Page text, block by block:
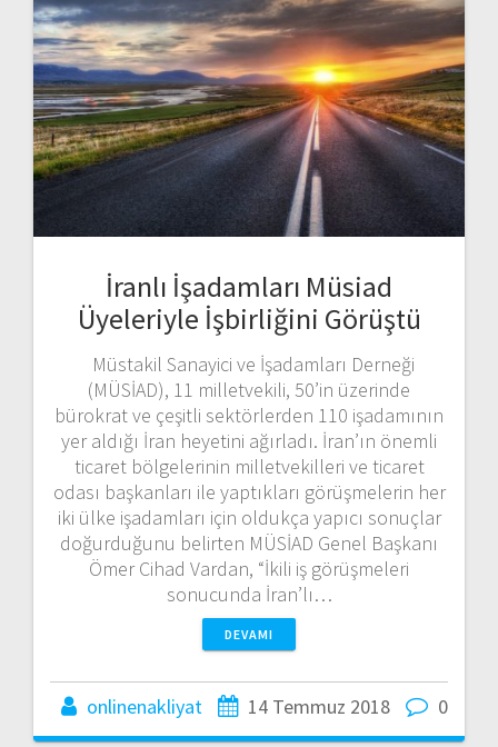
İranlı İşadamları Müsiad
Üyeleriyle İşbirliğini Görüştü
Müstakil Sanayici ve İşadamları Derneği
(MÜSİAD), 11 milletvekili, 50’in üzerinde
bürokrat ve çeşitli sektörlerden 110 işadamının
yer aldığı İran heyetini ağırladı. İran’ın önemli
ticaret bölgelerinin milletvekilleri ve ticaret
odası başkanları ile yaptıkları görüşmelerin her
iki ülke işadamları için oldukça yapıcı sonuçlar
doğurduğunu belirten MÜSİAD Genel Başkanı
Ömer Cihad Vardan, “İkili iş görüşmeleri
sonucunda İran’lı…
DEVAMI
onlinenakliyat 14 Temmuz 2018 0